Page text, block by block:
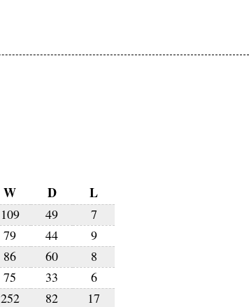
W D L
109 49
7
79 44
9
86 60
8
75 33
6
252 82
17